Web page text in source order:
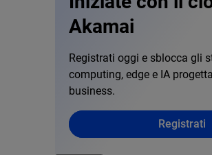
Akamai
Registrati oggi e sblocca gli
computing, edge e IA
business.
Registrati